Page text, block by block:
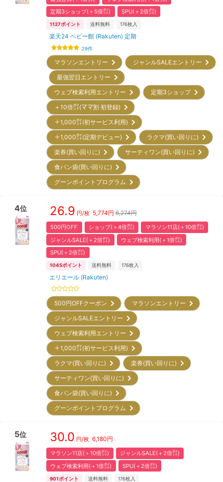
定期3ショップ(＋5倍㌽)
SPU(＋2倍㌽)
1127ポイント 送料無料 176枚入
楽天24 ベビー館 (Rakuten) 定期
29件
マラソンエントリー
ジャンルSALEエントリー
最強翌日エントリー
ウェブ検索利用エントリー
定期3ショップ
＋10倍㌽(ママ割 初登録)
＋1,000㌽(初サービス利用)
＋1,000㌽(定期デビュー)
ラクマ(買い回りに)
楽券(買い回りに)
サーティワン(買い回りに)
食パン袋(買い回りに)
グーンポイントプログラム
4位 26.9 円/枚 5,774円 6,274円
500円OFF ショップ(＋4倍㌽)
マラソン11店(＋10倍㌽)
ジャンルSALE(＋2倍㌽)
ウェブ検索利用(＋1倍㌽)
SPU(＋2倍㌽)
1045ポイント 送料無料 176枚入
エリエール (Rakuten)
500円OFFクーポン
マラソンエントリー
ジャンルSALEエントリー
ウェブ検索利用エントリー
＋1,000㌽(初サービス利用)
ラクマ(買い回りに)
楽券(買い回りに)
サーティワン(買い回りに)
食パン袋(買い回りに)
グーンポイントプログラム
5位 30.0 円/枚 6,180円
マラソン11店(＋10倍㌽)
ジャンルSALE(＋2倍㌽)
ウェブ検索利用(＋1倍㌽)
SPU(＋2倍㌽)
901ポイント 送料無料 176枚入